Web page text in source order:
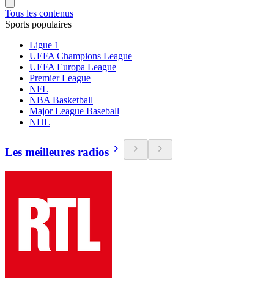
Tous les contenus
Sports populaires
Ligue 1
UEFA Champions League
UEFA Europa League
Premier League
NFL
NBA Basketball
Major League Baseball
NHL
Les meilleures radios